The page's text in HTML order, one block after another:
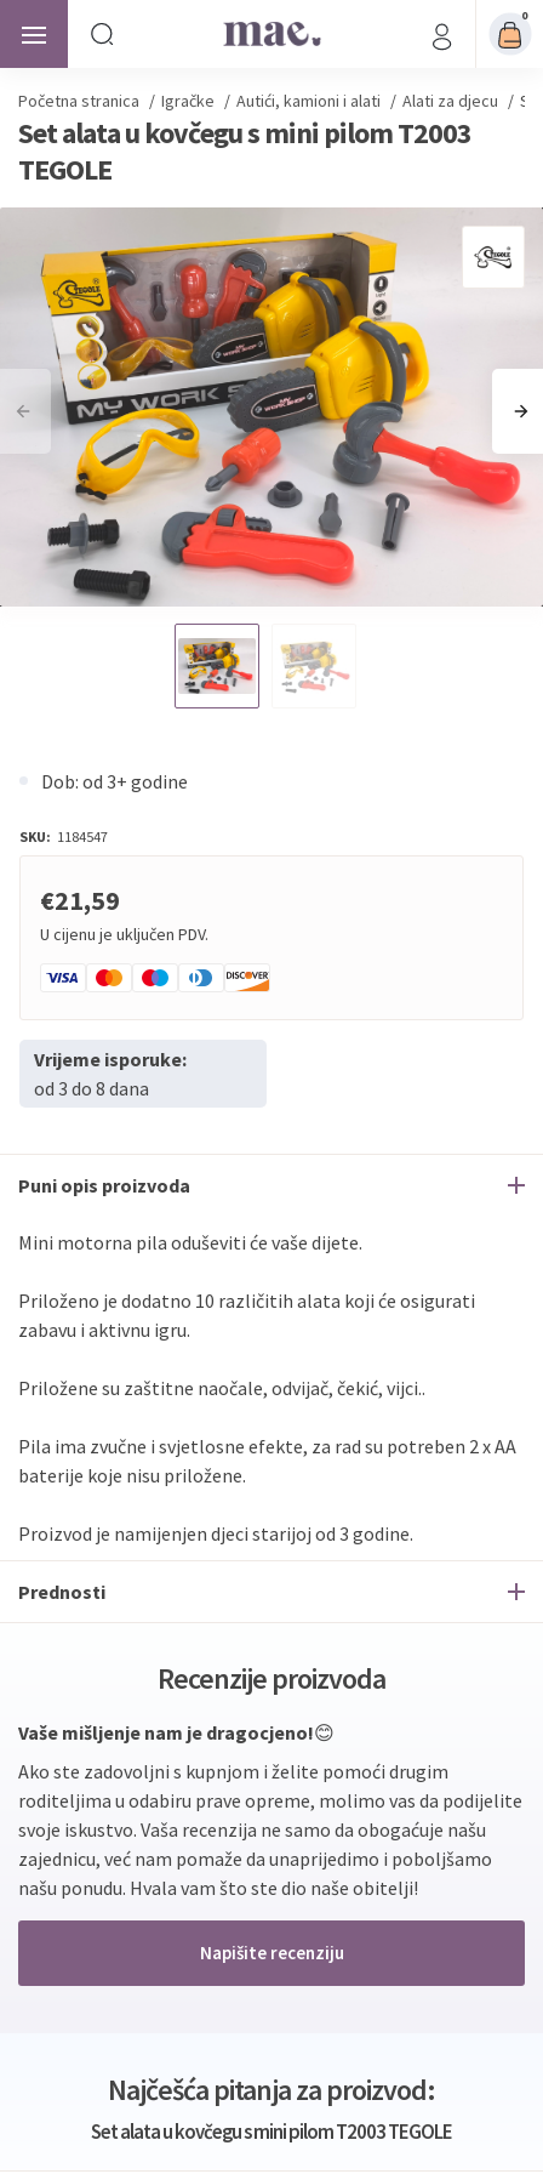
0
Početna stranica / Igračke / Autići, kamioni i alati / Alati za djecu /
Set alata u kovčegu s mini pilom T2003
TEGOLE
Dob: od 3+ godine
SKU: 1184547
€21,59
U cijenu je uključen PDV.
Vrijeme isporuke:
od 3 do 8 dana
Puni opis proizvoda
Mini motorna pila oduševiti će vaše dijete.
Priloženo je dodatno 10 različitih alata koji će osigurati
zabavu i aktivnu igru.
Priložene su zaštitne naočale, odvijač, čekić, vijci..
Pila ima zvučne i svjetlosne efekte, za rad su potreben 2 x AA
baterije koje nisu priložene.
Proizvod je namijenjen djeci starijoj od 3 godine.
Prednosti
Recenzije proizvoda
Vaše mišljenje nam je dragocjeno!😊
Ako ste zadovoljni s kupnjom i želite pomoći drugim
roditeljima u odabiru prave opreme, molimo vas da podijelite
svoje iskustvo. Vaša recenzija ne samo da obogaćuje našu
zajednicu, već nam pomaže da unaprijedimo i poboljšamo
našu ponudu. Hvala vam što ste dio naše obitelji!
Napišite recenziju
Najčešća pitanja za proizvod:
Set alata u kovčegu s mini pilom T2003 TEGOLE